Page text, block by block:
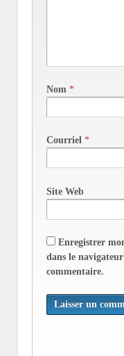
Nom *
Courriel *
Site Web
Enregistrer
dans le
commentaire.